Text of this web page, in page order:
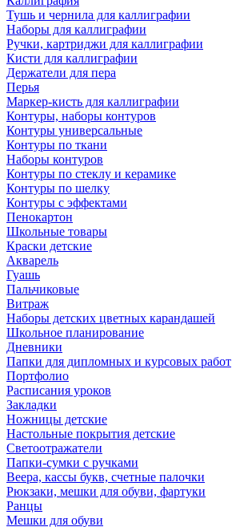
Тушь и чернила для каллиграфии
Наборы для каллиграфии
Ручки, картриджи для каллиграфии
Кисти для каллиграфии
Держатели для пера
Перья
Маркер-кисть для каллиграфии
Контуры, наборы контуров
Контуры универсальные
Контуры по ткани
Наборы контуров
Контуры по стеклу и керамике
Контуры по шелку
Контуры с эффектами
Пенокартон
Школьные товары
Краски детские
Акварель
Гуашь
Пальчиковые
Витраж
Наборы детских цветных карандашей
Школьное планирование
Дневники
Папки для дипломных и курсовых работ
Портфолио
Расписания уроков
Закладки
Ножницы детские
Настольные покрытия детские
Светоотражатели
Папки-сумки с ручками
Веера, кассы букв, счетные палочки
Рюкзаки, мешки для обуви, фартуки
Ранцы
Мешки для обуви